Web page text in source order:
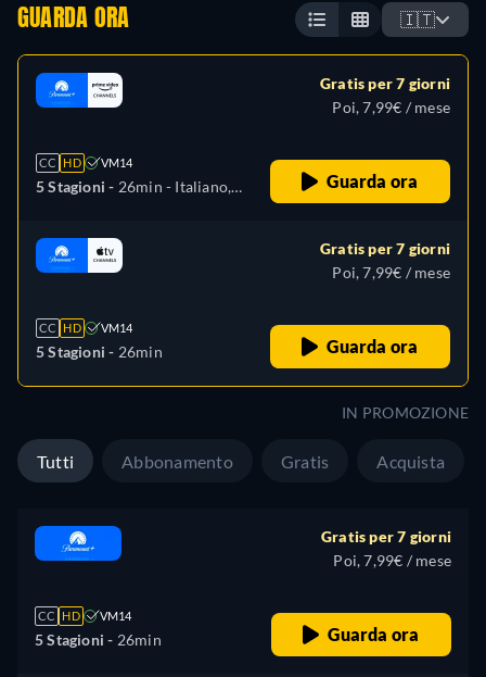
GUARDA ORA 🇮🇹
CC HD VM14
5 Stagioni - 26min - Italiano,
Francese, Giapponese,
Portoghese
Gratis per 7 giorni
Poi, 7,99€ / mese
Guarda ora
CC HD VM14
5 Stagioni - 26min
Gratis per 7 giorni
Poi, 7,99€ / mese
Guarda ora
IN PROMOZIONE
Tutti Abbonamento Gratis Acquista
CC HD VM14
5 Stagioni - 26min
Gratis per 7 giorni
Poi, 7,99€ / mese
Guarda ora